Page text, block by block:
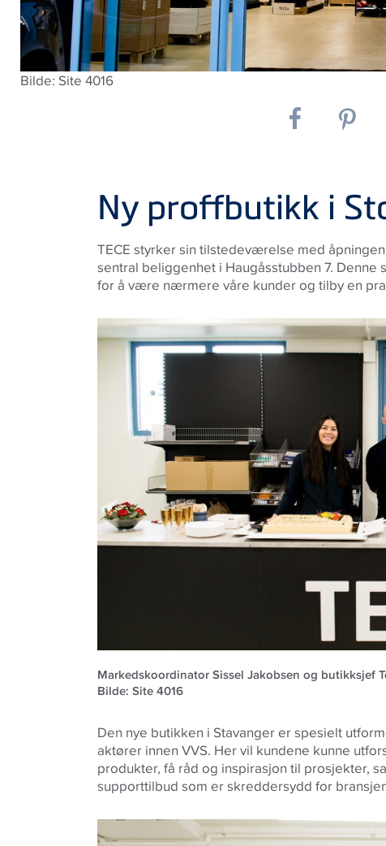
Bilde: Site 4016
Ny proffbutikk i
TECE styrker sin tilstedeværelse med
sentral beliggenhet i Haugåsstubben 7.
for å være nærmere våre kunder og tilby en
Markedskoordinator Sissel Jakobsen og butikksjef
Bilde: Site 4016
Den nye butikken i Stavanger er spesielt
aktører innen VVS. Her vil kundene kunne
produkter, få råd og inspirasjon til prosjekter,
supporttilbud som er skreddersydd for